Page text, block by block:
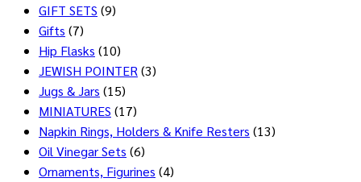
GIFT SETS (9)
Gifts (7)
Hip Flasks (10)
JEWISH POINTER (3)
Jugs & Jars (15)
MINIATURES (17)
Napkin Rings, Holders & Knife Resters (13)
Oil Vinegar Sets (6)
Ornaments, Figurines (4)